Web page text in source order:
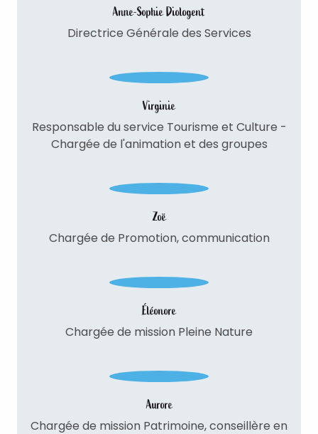
Anne-Sophie Diologent
Directrice Générale des Services
Virginie
Responsable du service Tourisme et Culture -
Chargée de l'animation et des groupes
Zoë
Chargée de Promotion, communication
Éléonore
Chargée de mission Pleine Nature
Aurore
Chargée de mission Patrimoine, conseillère en